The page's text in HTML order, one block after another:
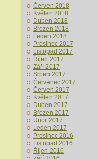
Červen 2018
Květen 2018
Duben 2018
Březen 2018
Leden 2018
Prosinec 2017
Listopad 2017
Říjen 2017
Září 2017
Srpen 2017
Červenec 2017
Červen 2017
Květen 2017
Duben 2017
Březen 2017
Únor 2017
Leden 2017
Prosinec 2016
Listopad 2016
Říjen 2016